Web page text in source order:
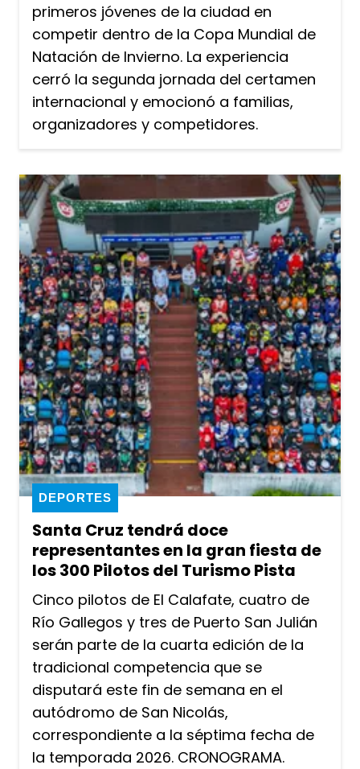
primeros jóvenes de la ciudad en
competir dentro de la Copa Mundial de
Natación de Invierno. La experiencia
cerró la segunda jornada del certamen
internacional y emocionó a familias,
organizadores y competidores.
Santa Cruz tendrá doce
representantes en la gran fiesta de
los 300 Pilotos del Turismo Pista
DEPORTES
Cinco pilotos de El Calafate, cuatro de
Río Gallegos y tres de Puerto San Julián
serán parte de la cuarta edición de la
tradicional competencia que se
disputará este fin de semana en el
autódromo de San Nicolás,
correspondiente a la séptima fecha de
la temporada 2026. CRONOGRAMA.